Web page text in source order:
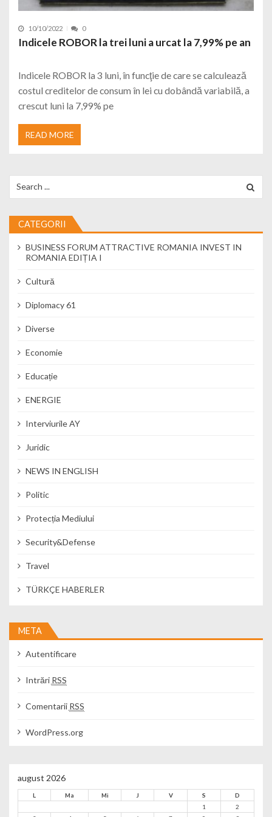
10/10/2022 0
Indicele ROBOR la trei luni a urcat la 7,99% pe an
Indicele ROBOR la 3 luni, în funcţie de care se calculează
costul creditelor de consum în lei cu dobândă variabilă, a
crescut luni la 7,99% pe
READ MORE
CATEGORII
BUSINESS FORUM ATTRACTIVE ROMANIA INVEST IN
ROMANIA EDIȚIA I
Cultură
Diplomacy 61
Diverse
Economie
Educație
ENERGIE
Interviurile AY
Juridic
NEWS IN ENGLISH
Politic
Protecția Mediului
Security&Defense
Travel
TÜRKÇE HABERLER
META
Autentificare
Intrări RSS
Comentarii RSS
WordPress.org
august 2026
L Ma Mi J V S
D
1
2